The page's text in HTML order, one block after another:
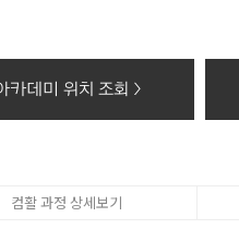
카데미 위치 조회 >
컴활 과정 상세보기